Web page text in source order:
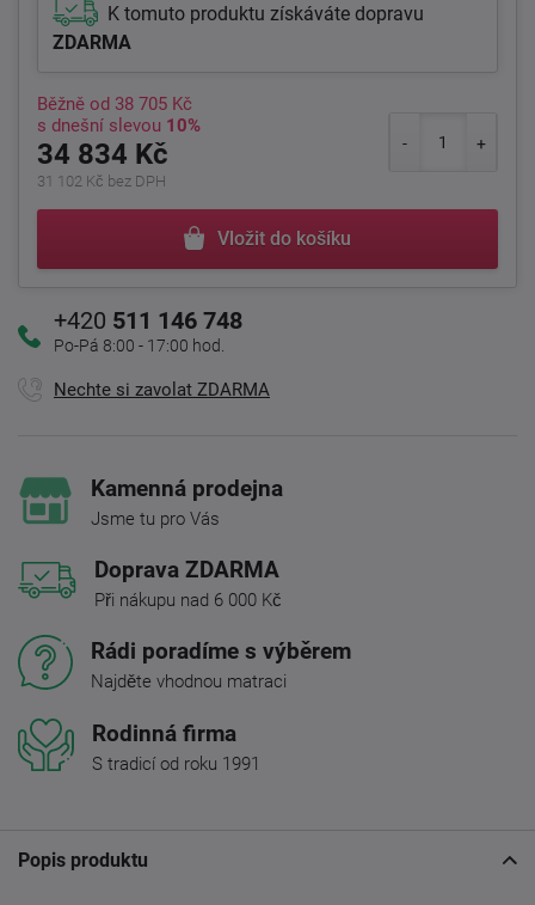
K tomuto produktu získáváte dopravu
ZDARMA
Běžně od 38 705 Kč
s dnešní slevou 10%
34 834 Kč
31 102 Kč bez DPH
Vložit do košíku
+420 511 146 748
Po-Pá 8:00 - 17:00 hod.
Nechte si zavolat ZDARMA
Kamenná prodejna
Jsme tu pro Vás
Doprava ZDARMA
Při nákupu nad 6 000 Kč
Rádi poradíme s výběrem
Najděte vhodnou matraci
Rodinná firma
S tradicí od roku 1991
Popis produktu